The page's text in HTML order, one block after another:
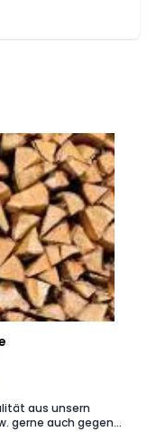
aus unsern
gerne auch gegen